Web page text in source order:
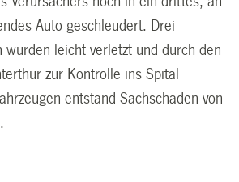
Auto geschleudert. Drei
wurden leicht verletzt und durch den
zur Kontrolle ins Spital
entstand Sachschaden von